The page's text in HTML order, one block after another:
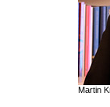
Martin